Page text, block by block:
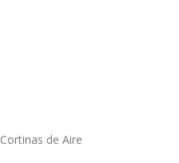
Cortinas de Aire